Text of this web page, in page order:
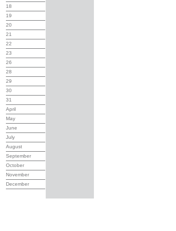
18
19
20
21
22
23
26
28
29
30
31
April
May
June
July
August
September
October
November
December